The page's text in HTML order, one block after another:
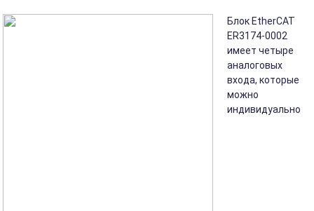
Блок EtherCAT
ER3174-0002
имеет четыре
аналоговых
входа, которые
можно
индивидуально